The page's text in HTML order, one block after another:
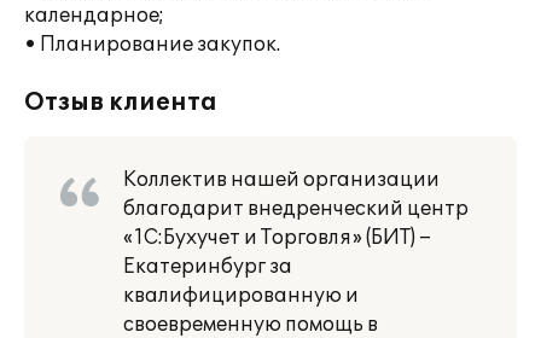
календарное;
• Планирование закупок.
Отзыв клиента
Коллектив нашей организации
благодарит внедренческий центр
«1С:Бухучет и Торговля» (БИТ) –
Екатеринбург за
квалифицированную и
своевременную помощь в